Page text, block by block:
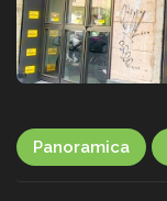
Panoramica